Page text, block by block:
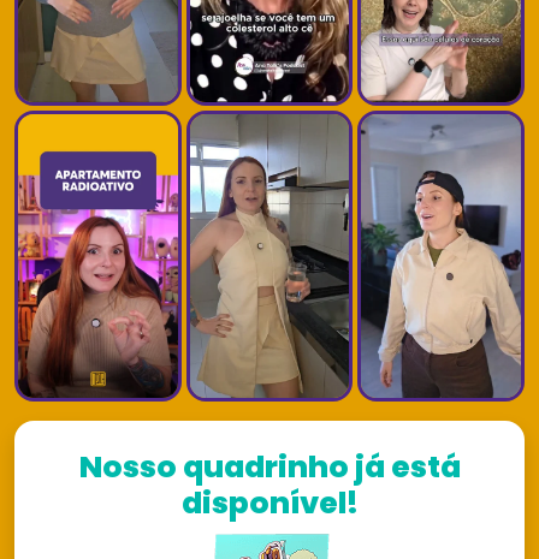
Nosso quadrinho já está
disponível!